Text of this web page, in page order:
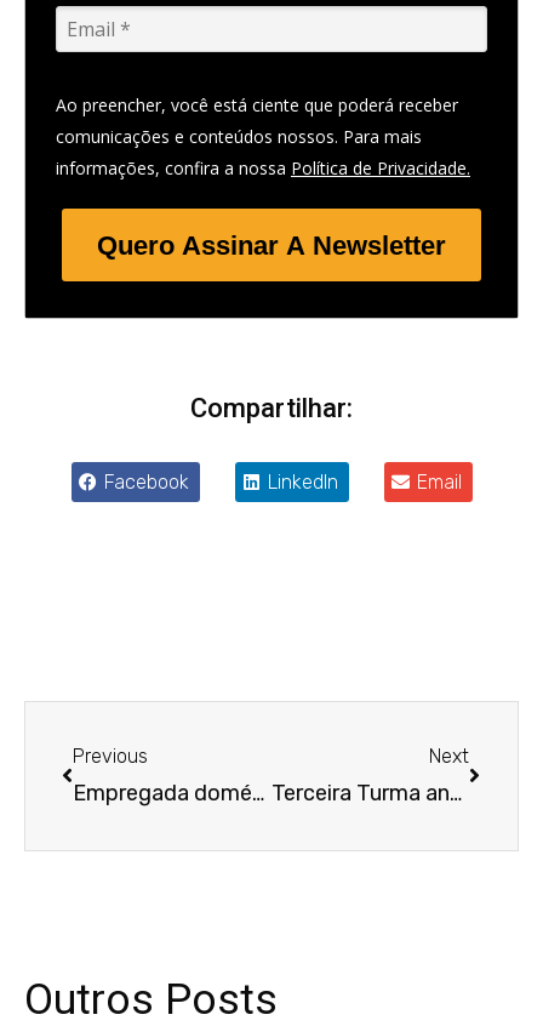
Ao preencher, você está ciente que poderá receber
comunicações e conteúdos nossos. Para mais
informações, confira a nossa Política de Privacidade.
Quero Assinar A Newsletter
Compartilhar:
Facebook LinkedIn Email
Previous
Empregada doméstica receberá horas extras por dispor de apenas 10 minutos de intervalo para refeição
Next
Terceira Turma anula execução de instrumento de confissão de dívida firmado em contrato de factoring
Outros Posts